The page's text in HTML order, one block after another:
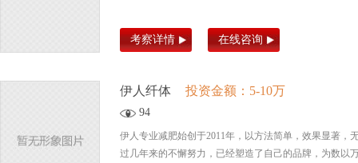
考察详情 在线咨询
伊人纤体 投资金额：5-10万
94
伊人专业减肥始创于2011年，以方法简单，效果显著
过几年来的不懈努力，已经塑造了自己的品牌，为数以